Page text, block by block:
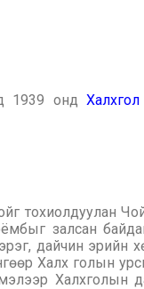
1939 онд
тохиолдуулан
залсан
дайчин эрийн
Халх голын
Халхголын